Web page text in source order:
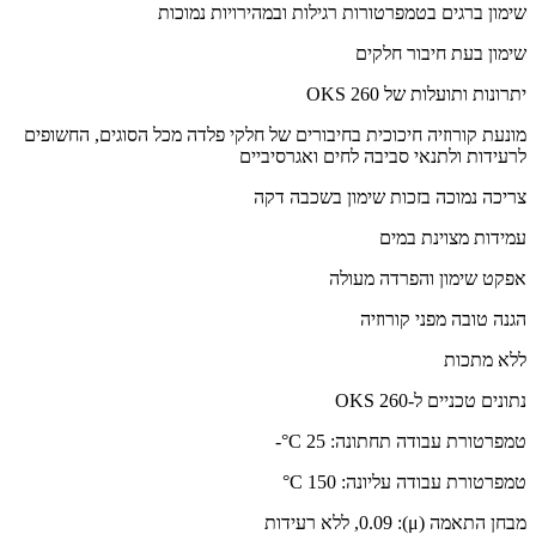
שימון ברגים בטמפרטורות רגילות ובמהירויות נמוכות
שימון בעת חיבור חלקים
יתרונות ותועלות של OKS 260
מונעת קורוזיה חיכוכית בחיבורים של חלקי פלדה מכל הסוגים, החשופים
לרעידות ולתנאי סביבה לחים ואגרסיביים
צריכה נמוכה בזכות שימון בשכבה דקה
עמידות מצוינת במים
אפקט שימון והפרדה מעולה
הגנה טובה מפני קורוזיה
ללא מתכות
נתונים טכניים ל-OKS 260
טמפרטורת עבודה תחתונה: ‎°C‎ 25-
טמפרטורת עבודה עליונה: ‎°C‎ 150
מבחן התאמה (μ): ‏0.09, ללא רעידות